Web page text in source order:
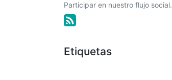
Participar en nuestro flujo social.
Etiquetas